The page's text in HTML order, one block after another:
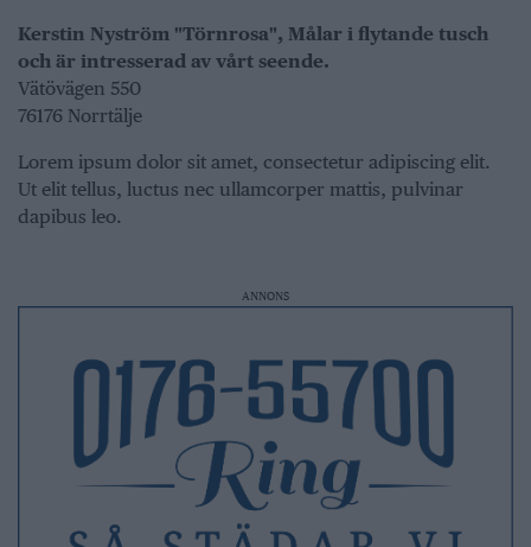
Kerstin Nyström "Törnrosa", Målar i flytande tusch
och är intresserad av vårt seende.
Vätövägen 550
76176 Norrtälje
Lorem ipsum dolor sit amet, consectetur adipiscing elit.
Ut elit tellus, luctus nec ullamcorper mattis, pulvinar
dapibus leo.
ANNONS